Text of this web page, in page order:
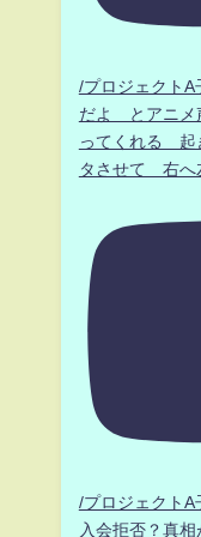
/プロジェクト
だよ とアニメ
ってくれる 起
タさせて 右へ
/プロジェクト
入会拒否？真